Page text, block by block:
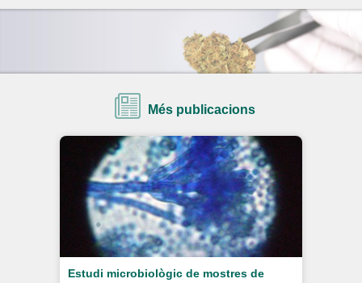
Més publicacions
Estudi microbiològic de mostres de